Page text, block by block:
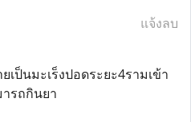
แจ้งลบ
ป็นมะเร็งปอดระยะ4รามเข้า
รถกินยา